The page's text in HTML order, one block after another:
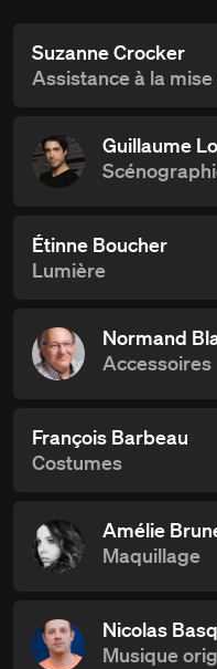
Suzanne Crocker
Assistance à la mise
Guillaume
Étinne Boucher
Lumière
Normand
Accessoires
François Barbeau
Costumes
Amélie
Maquillage
Nicolas
Musique